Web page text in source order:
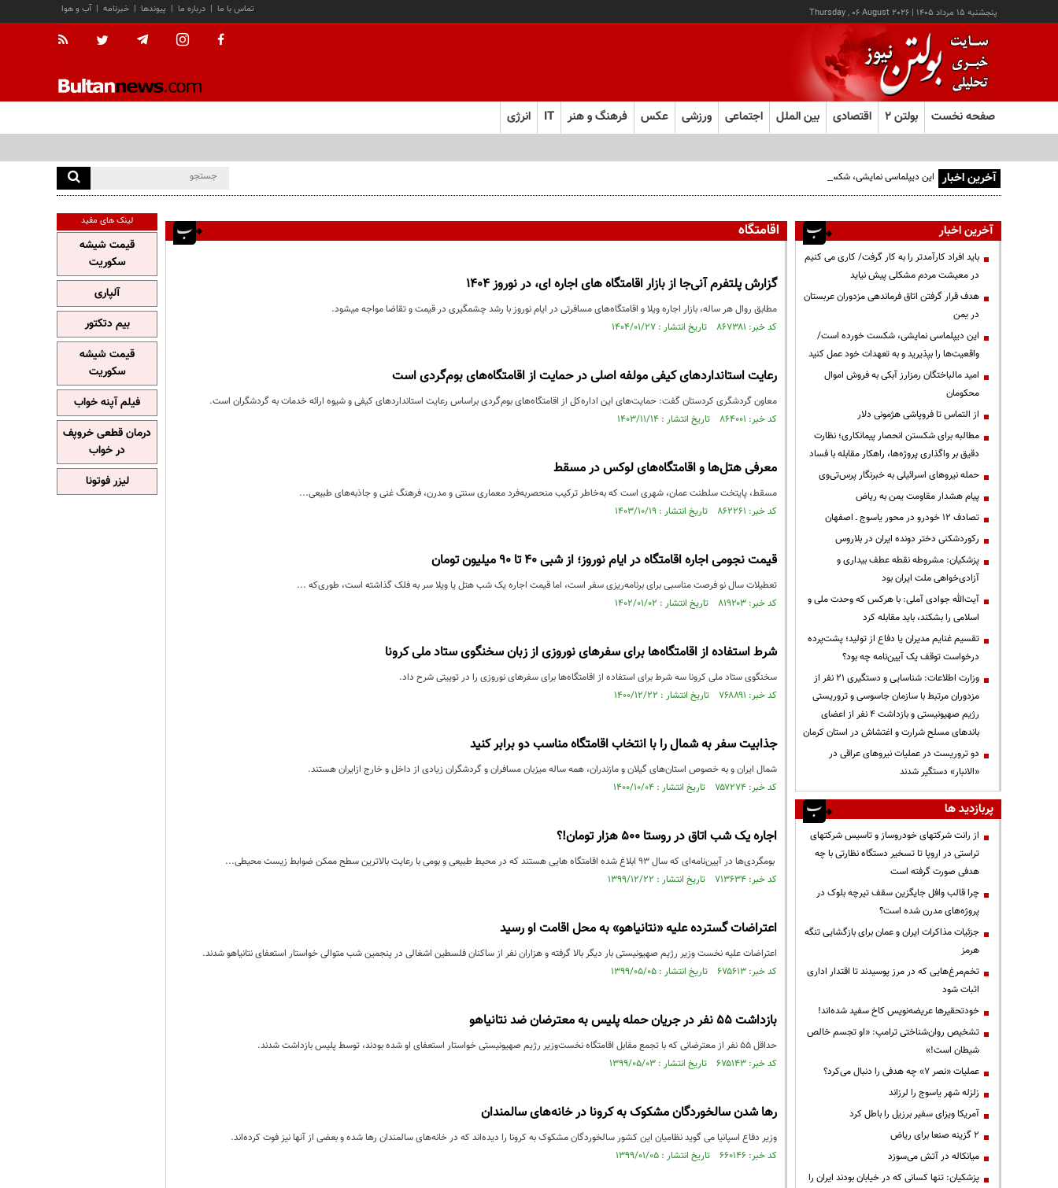
پنجشنبه ۱۵ مرداد ۱۴۰۵ |
Thursday , 06 August 2026 آب و هوا | خبرنامه | پیوندها | درباره ما | تماس با ما
صفحه نخست بولتن ۲ اقتصادی بین الملل اجتماعی ورزشی عکس فرهنگ و هنر IT انرژی
آخرین اخبار این دیپلماسی نمایشی، شکست خورده است/واقعیت‌ها را بپذیرید و به تعهدات خود عمل کنید
اقامتگاه
گزارش پلتفرم آنی‌جا از بازار اقامتگاه های اجاره ای، در نوروز 1404
مطابق روال هر ساله، بازار اجاره ویلا و اقامتگاه‌های مسافرتی در ایام نوروز با رشد چشمگیری در قیمت و تقاضا مواجه میشود.
کد خبر: ۸۶۷۳۸۱ تاریخ انتشار : ۱۴۰۴/۰۱/۲۷
رعایت استانداردهای کیفی مولفه اصلی در حمایت‌ از اقامتگاه‌های بوم‌گردی است
معاون گردشگری کردستان گفت: حمایت‌های این اداره‌کل از اقامتگاه‌های بوم‌گردی براساس رعایت استانداردهای کیفی و شیوه ارائه خدمات به گردشگران است.
کد خبر: ۸۶۴۰۰۱ تاریخ انتشار : ۱۴۰۳/۱۱/۱۴
معرفی هتل‌ها و اقامتگاه‌های لوکس در مسقط
مسقط، پایتخت سلطنت عمان، شهری است که به‌خاطر ترکیب منحصربه‌فرد معماری سنتی و مدرن، فرهنگ غنی و جاذبه‌های طبیعی...
کد خبر: ۸۶۲۲۶۱ تاریخ انتشار : ۱۴۰۳/۱۰/۱۹
قیمت نجومی اجاره اقامتگاه در ایام نوروز؛ از شبی ۴۰ تا ۹۰ میلیون تومان
تعطیلات سال نو فرصت مناسبی برای برنامه‌ریزی سفر است، اما قیمت اجاره یک شب هتل یا ویلا سر به فلک گذاشته است، طوری‌که ...
کد خبر: ۸۱۹۲۰۳ تاریخ انتشار : ۱۴۰۲/۰۱/۰۲
شرط استفاده از اقامتگاه‌ها برای سفرهای نوروزی از زبان سخنگوی ستاد ملی کرونا
سخنگوی ستاد ملی کرونا سه شرط برای استفاده از اقامتگاه‌ها برای سفرهای نوروزی را در توییتی شرح داد.
کد خبر: ۷۶۸۸۹۱ تاریخ انتشار : ۱۴۰۰/۱۲/۲۲
جذابیت سفر به شمال را با انتخاب اقامتگاه مناسب دو برابر کنید
شمال ایران و به خصوص استان‌های گیلان و مازندران، همه ساله میزبان مسافران و گردشگران زیادی از داخل و خارج ازایران هستند.
کد خبر: ۷۵۷۲۷۴ تاریخ انتشار : ۱۴۰۰/۱۰/۰۴
اجاره یک شب اتاق در روستا ۵۰۰ هزار تومان!؟
بومگردی‌ها در آیین‌نامه‌ای که سال ۹۳ ابلاغ شده اقامتگاه هایی هستند که در محیط طبیعی و بومی با رعایت بالاترین سطح ممکن ضوابط زیست محیطی...
کد خبر: ۷۱۳۶۳۴ تاریخ انتشار : ۱۳۹۹/۱۲/۲۲
اعتراضات گسترده علیه «نتانیاهو» به محل اقامت او رسید
اعتراضات علیه نخست وزیر رژیم صهیونیستی بار دیگر بالا گرفته و هزاران نفر از ساکنان فلسطین اشغالی در پنجمین شب متوالی خواستار استعفای نتانیاهو شدند.
کد خبر: ۶۷۵۶۱۳ تاریخ انتشار : ۱۳۹۹/۰۵/۰۵
بازداشت ۵۵ نفر در جریان حمله پلیس به معترضان ضد نتانیاهو
حداقل ۵۵ نفر از معترضانی که با تجمع مقابل اقامتگاه نخست‌وزیر رژیم صهیونیستی خواستار استعفای او شده بودند، توسط پلیس بازداشت شدند.
کد خبر: ۶۷۵۱۴۳ تاریخ انتشار : ۱۳۹۹/۰۵/۰۳
رها شدن سالخوردگان مشکوک به کرونا در خانه‌های سالمندان
وزیر دفاع اسپانیا می گوید نظامیان این کشور سالخوردگان مشکوک به کرونا را دیده‌اند که در خانه‌های سالمندان رها شده و بعضی از آنها نیز فوت کرده‌اند.
کد خبر: ۶۶۰۱۴۶ تاریخ انتشار : ۱۳۹۹/۰۱/۰۵
آخرین اخبار
باید افراد کارآمدتر را به کار گرفت/ کاری می کنیم
در معیشت مردم مشکلی پیش نیاید
هدف قرار گرفتن اتاق‌ فرماندهی مزدوران عربستان
در یمن
این دیپلماسی نمایشی، شکست خورده است/
واقعیت‌ها را بپذیرید و به تعهدات خود عمل کنید
امید مالباختگان رمزارز آبکی به فروش اموال
محکومان
از التماس تا فروپاشی هژمونی دلار
مطالبه برای شکستن انحصار پیمانکاری؛ نظارت
دقیق بر واگذاری پروژه‌ها، راهکار مقابله با فساد
حمله نیروهای اسرائیلی به خبرنگار پرس‌تی‌وی
پیام هشدار مقاومت یمن به ریاض
تصادف ۱۲ خودرو در محور یاسوج ـ اصفهان
رکوردشکنی دختر دونده ایران در بلاروس
پزشکیان: مشروطه نقطه عطف بیداری و
آزادی‌خواهی ملت ایران بود
آیت‌الله جوادی آملی: با هرکس که وحدت ملی و
اسلامی را بشکند، باید مقابله کرد
تقسیم غنایم مدیران یا دفاع از تولید؛ پشت‌پرده
درخواست توقف یک آیین‌نامه چه بود؟
وزارت اطلاعات: شناسایی و دستگیری ۲۱ نفر از
مزدوران مرتبط با سازمان جاسوسی و تروریستی
رژیم صهیونیستی و بازداشت ۴ نفر از اعضای
باندهای مسلح شرارت و اغتشاش در استان کرمان
دو تروریست در عملیات نیروهای عراقی در
«الانبار» دستگیر شدند
پربازدید ها
از رانت‌ شرکتهای خودروساز و تاسیس شرکتهای
تراستی در اروپا تا تسخیر دستگاه نظارتی با چه
هدفی صورت گرفته است
چرا قالب وافل جایگزین سقف تیرچه بلوک در
پروژه‌های مدرن شده است؟
جزئیات مذاکرات ایران و عمان برای بازگشایی تنگه
هرمز
تخم‌مرغ‌هایی که در مرز پوسیدند تا اقتدار اداری
اثبات شود
خودتحقیرها عریضه‌نویس کاخ سفید شده‌اند!
تشخیص روان‌شناختی ترامپ: «او تجسم خالص
شیطان است!»
عملیات «نصر ۷» چه هدفی را دنبال می‌کرد؟
زلزله شهر یاسوج را لرزاند
آمریکا ویزای سفیر برزیل را باطل کرد
۲ گزینه صنعا برای ریاض
میانکاله در آتش می‌سوزد
پزشکیان: تنها کسانی که در خیابان بودند ایران را
لینک های مفید
قیمت شیشه
سکوریت
آلپاری
بیم دتکتور
قیمت شیشه
سکوریت
فیلم آپنه خواب
درمان قطعی خروپف
در خواب
لیزر فوتونا